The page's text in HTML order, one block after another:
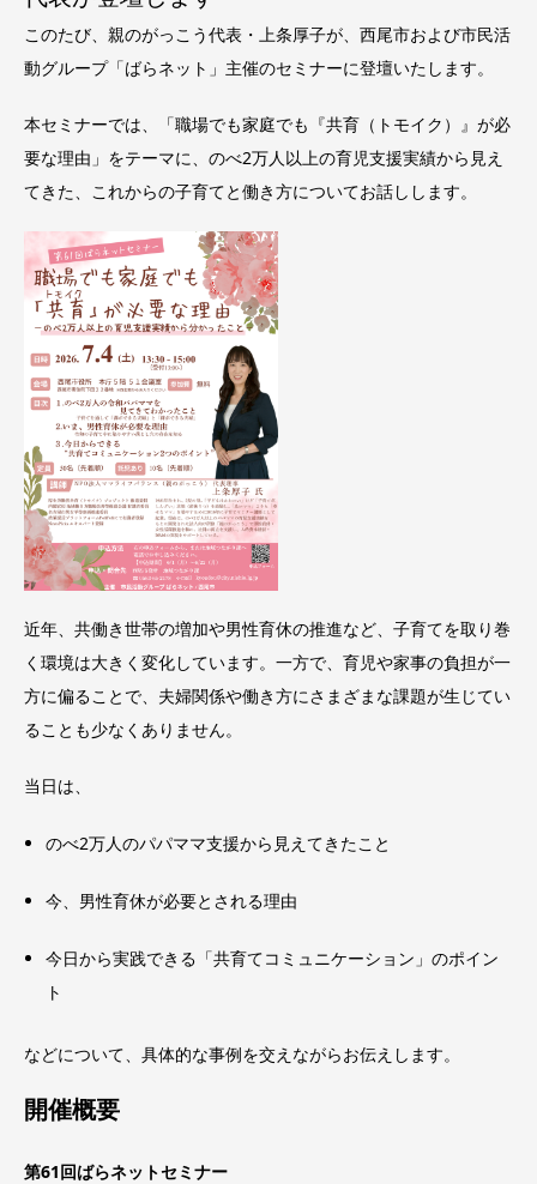
このたび、親のがっこう代表・上条厚子が、西尾市および市民活
動グループ「ばらネット」主催のセミナーに登壇いたします。
本セミナーでは、「職場でも家庭でも『共育（トモイク）』が必
要な理由」をテーマに、のべ2万人以上の育児支援実績から見え
てきた、これからの子育てと働き方についてお話しします。
近年、共働き世帯の増加や男性育休の推進など、子育てを取り巻
く環境は大きく変化しています。一方で、育児や家事の負担が一
方に偏ることで、夫婦関係や働き方にさまざまな課題が生じてい
ることも少なくありません。
当日は、
のべ2万人のパパママ支援から見えてきたこと
今、男性育休が必要とされる理由
今日から実践できる「共育てコミュニケーション」のポイン
ト
などについて、具体的な事例を交えながらお伝えします。
開催概要
第61回ばらネットセミナー